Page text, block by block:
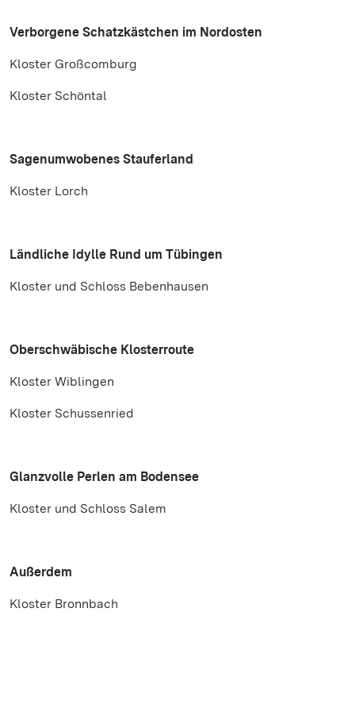
Verborgene Schatzkästchen im Nordosten
Kloster Großcomburg
Kloster Schöntal
Sagenumwobenes Stauferland
Kloster Lorch
Ländliche Idylle Rund um Tübingen
Kloster und Schloss Bebenhausen
Oberschwäbische Klosterroute
Kloster Wiblingen
Kloster Schussenried
Glanzvolle Perlen am Bodensee
Kloster und Schloss Salem
Außerdem
Kloster Bronnbach